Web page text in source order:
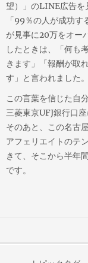
望）」のLINE広告を
「99％の人が成功
が見事に20万をオー
したときは、「何も
きます」「報酬が取
す」と言われました。
この言葉を信じた自
三菱東京UFJ銀行口
そのあと、この名古
アフェリエイトのテ
きて、そこから半年
です。